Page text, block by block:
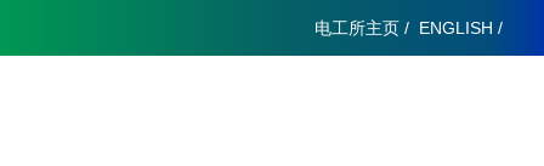
电工所主页 / ENGLISH /